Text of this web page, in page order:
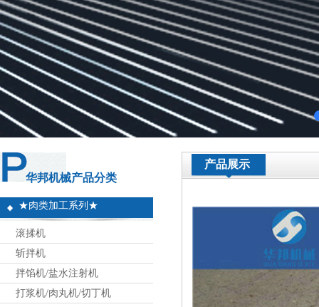
华邦机械产品分类
★肉类加工系列★
滚揉机
斩拌机
拌馅机/盐水注射机
打浆机/肉丸机/切丁机
产品展示